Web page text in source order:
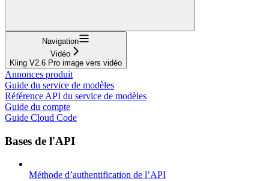
Navigation
Vidéo
Kling V2.6 Pro image vers vidéo
Annonces produit
Guide du service de modèles
Référence API du service de modèles
Guide du compte
Guide Cloud Code
Bases de l'API
Méthode d’authentification de l’API